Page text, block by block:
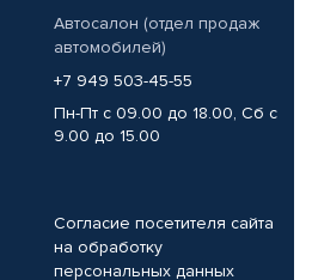
Автосалон (отдел продаж
автомобилей)
+7 949 503-45-55
Пн-Пт с 09.00 до 18.00, Сб с
9.00 до 15.00
Согласие посетителя сайта
на обработку
персональных данных